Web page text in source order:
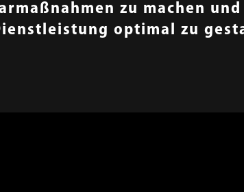
zu machen
optimal zu